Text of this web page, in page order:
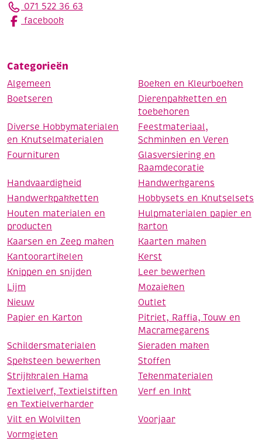
071 522 36 63
facebook
Categorieën
Algemeen
Boeken en Kleurboeken
Boetseren
Dierenpakketten en
toebehoren
Diverse Hobbymaterialen
en Knutselmaterialen
Feestmateriaal,
Schminken en Veren
Fournituren
Glasversiering en
Raamdecoratie
Handvaardigheid
Handwerkgarens
Handwerkpakketten
Hobbysets en Knutselsets
Houten materialen en
producten
Hulpmaterialen papier en
karton
Kaarsen en Zeep maken
Kaarten maken
Kantoorartikelen
Kerst
Knippen en snijden
Leer bewerken
Lijm
Mozaieken
Nieuw
Outlet
Papier en Karton
Pitriet, Raffia, Touw en
Macramegarens
Schildersmaterialen
Sieraden maken
Speksteen bewerken
Stoffen
Strijkkralen Hama
Tekenmaterialen
Textielverf, Textielstiften
en Textielverharder
Verf en Inkt
Vilt en Wolvilten
Voorjaar
Vormgieten